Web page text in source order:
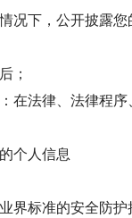
况下，公开披露您
；
在法律、法律程
个人信息
界标准的安全防